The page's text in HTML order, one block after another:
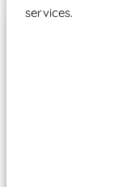
services.